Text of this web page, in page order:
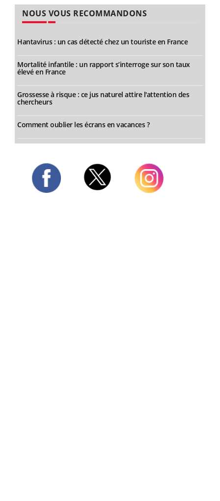
NOUS VOUS RECOMMANDONS
Hantavirus : un cas détecté chez un touriste en France
Mortalité infantile : un rapport s’interroge sur son taux
élevé en France
Grossesse à risque : ce jus naturel attire l'attention des
chercheurs
Comment oublier les écrans en vacances ?